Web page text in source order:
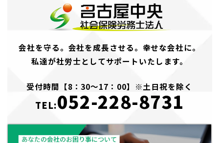
会社を守る。会社を成長させる。幸せな会社に。
私達が社労士としてサポートいたします。
受付時間【8：30～17：00】※土日祝を除く
TEL:052-228-8731